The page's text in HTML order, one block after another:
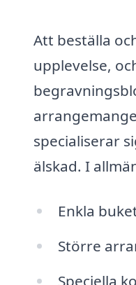
Att beställa
upplevelse,
specialiserar
älskad. I
Enkla
Större
Speciella